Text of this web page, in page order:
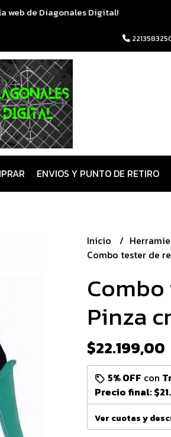
web de Diagonales Digital!
ENVIOS Y PUNTO DE RETIRO
Inicio
Combo tester de
Pinza
$22.199,00
5% OFF con
Precio final:
Ver cuotas y